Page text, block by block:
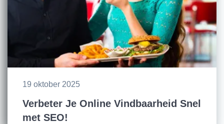
19 oktober 2025
Verbeter Je Online Vindbaarheid Snel
met SEO!